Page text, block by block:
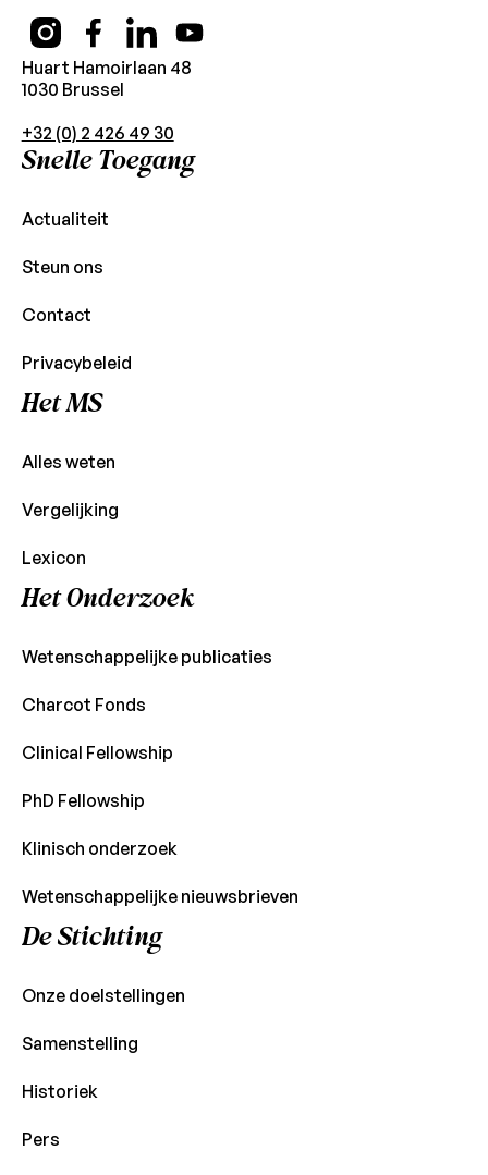
Huart Hamoirlaan 48
1030 Brussel
+32 (0) 2 426 49 30
Snelle Toegang
Actualiteit
Steun ons
Contact
Privacybeleid
Het MS
Alles weten
Vergelijking
Lexicon
Het Onderzoek
Wetenschappelijke publicaties
Charcot Fonds
Clinical Fellowship
PhD Fellowship
Klinisch onderzoek
Wetenschappelijke nieuwsbrieven
De Stichting
Onze doelstellingen
Samenstelling
Historiek
Pers